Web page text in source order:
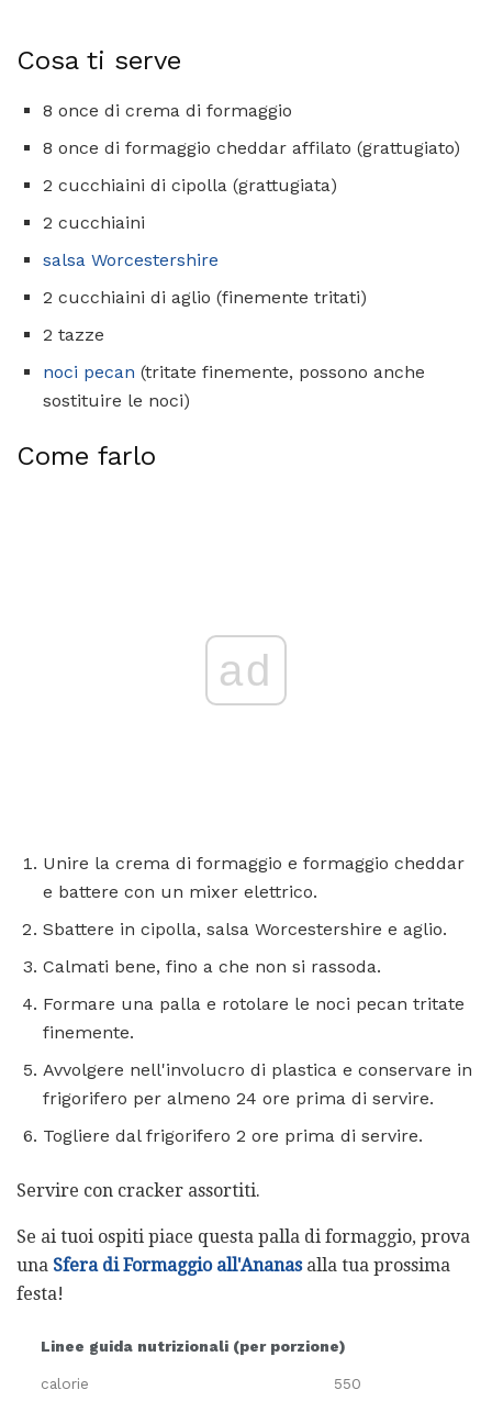
Cosa ti serve
8 once di crema di formaggio
8 once di formaggio cheddar affilato (grattugiato)
2 cucchiaini di cipolla (grattugiata)
2 cucchiaini
salsa Worcestershire
2 cucchiaini di aglio (finemente tritati)
2 tazze
noci pecan (tritate finemente, possono anche
sostituire le noci)
Come farlo
ad
Unire la crema di formaggio e formaggio cheddar
e battere con un mixer elettrico.
Sbattere in cipolla, salsa Worcestershire e aglio.
Calmati bene, fino a che non si rassoda.
Formare una palla e rotolare le noci pecan tritate
finemente.
Avvolgere nell'involucro di plastica e conservare in
frigorifero per almeno 24 ore prima di servire.
Togliere dal frigorifero 2 ore prima di servire.
Servire con cracker assortiti.
Se ai tuoi ospiti piace questa palla di formaggio, prova
una Sfera di Formaggio all'Ananasalla tua prossima
festa!
Linee guida nutrizionali (per porzione)
calorie 550